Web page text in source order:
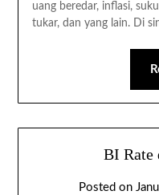
uang beredar, inflasi,
tukar, dan yang lain. Di
BI Rate
Posted on